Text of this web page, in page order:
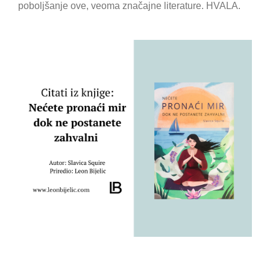
poboljšanje ove, veoma značajne literature. HVALA.